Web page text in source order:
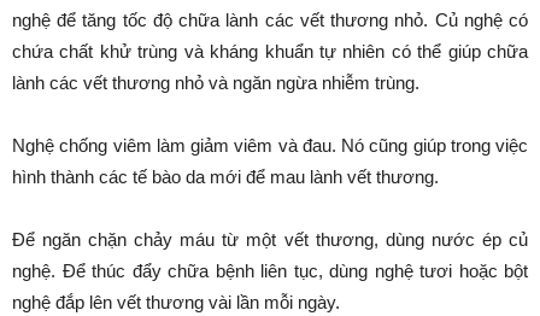
nghệ để tăng tốc độ chữa lành các vết thương nhỏ. Củ nghệ có
chứa chất khử trùng và kháng khuẩn tự nhiên có thể giúp chữa
lành các vết thương nhỏ và ngăn ngừa nhiễm trùng.
Nghệ chống viêm làm giảm viêm và đau. Nó cũng giúp trong việc
hình thành các tế bào da mới để mau lành vết thương.
Để ngăn chặn chảy máu từ một vết thương, dùng nước ép củ
nghệ. Để thúc đẩy chữa bệnh liên tục, dùng nghệ tươi hoặc bột
nghệ đắp lên vết thương vài lần mỗi ngày.